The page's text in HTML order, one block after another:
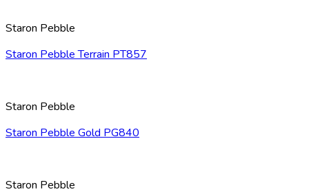
Staron Pebble
Staron Pebble Terrain PT857
Staron Pebble
Staron Pebble Gold PG840
Staron Pebble